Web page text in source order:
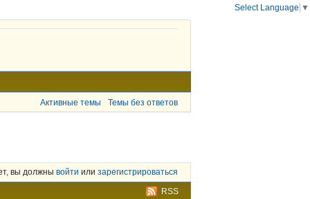
Активные темы Темы без ответов
вы должны войти или зарегистрироваться
RSS
Select Language ▼